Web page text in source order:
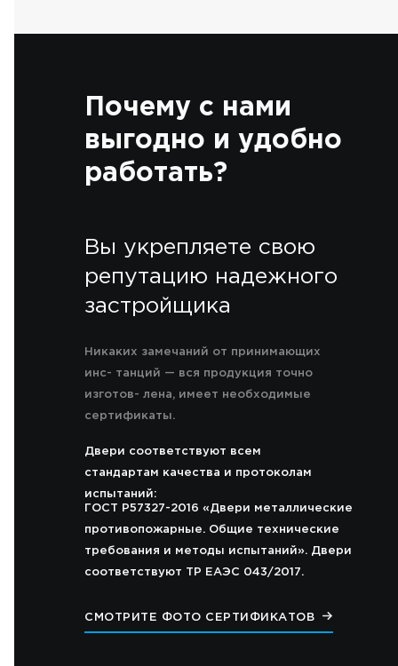
Почему с нами
выгодно и удобно
работать?
Вы укрепляете свою
репутацию надежного
застройщика
Никаких замечаний от принимающих
инс- танций — вся продукция точно
изготов- лена, имеет необходимые
сертификаты.
Двери соответствуют всем
стандартам качества и протоколам
испытаний:
СМОТРИТЕ ФОТО СЕРТИФИКАТОВ
ГОСТ Р57327-2016 «Двери металлические
противопожарные. Общие технические
требования и методы испытаний». Двери
соответствуют ТР ЕАЭС 043/2017.